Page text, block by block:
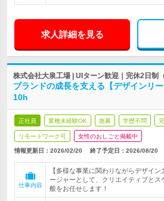
求人詳細を見る
株式会社大泉工場 | UIターン歓迎｜完休2日制
ブランドの成長を支える【デザインリ
10h
正社員 業種未経験OK 急募 学歴不問
リモートワーク可 女性のおしごと掲載中
情報更新日：2026/02/20 終了予定日： 2026/08/20
仕事内容
【多様な事業に関わりながらデザイ
ージャーとして、クリエイティブと
般をお任せします！